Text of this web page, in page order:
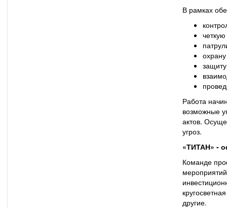
В рамках
Работа
возможные
актов.
угроз.
«ТИТАН» -
Команде
другие.